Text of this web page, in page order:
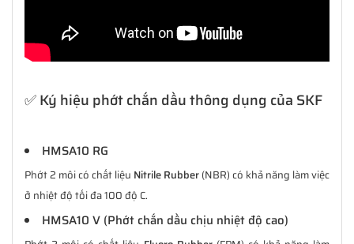
✅ Ký hiệu phớt chắn dầu thông dụng của SKF
HMSA10 RG
Phớt 2 môi có chất liệu Nitrile Rubber(NBR) có khả năng làm việc
ở nhiệt độ tối đa 100 độ C.
HMSA10 V (Phớt chắn dầu chịu nhiệt độ cao)